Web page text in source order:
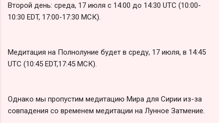
Второй день: среда, 17 июля с 14:00 до 14:30 UTC (10:00-
10:30 EDT, 17:00-17:30 МСК).
Медитация на Полнолуние будет в среду, 17 июля, в 14:45
UTC (10:45 EDT,17:45 МСК).
Однако мы пропустим медитацию Мира для Сирии из-за
совпадения со временем медитации на Лунное Затмение.